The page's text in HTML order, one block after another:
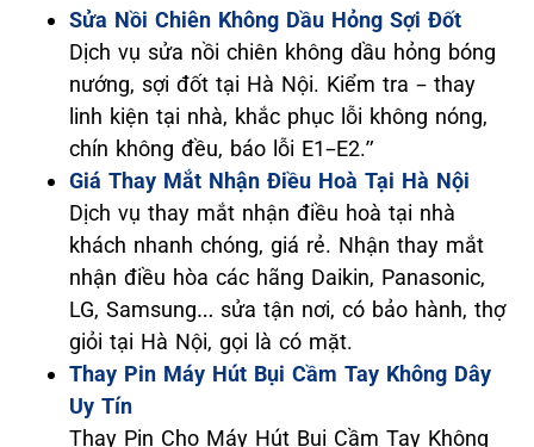
Sửa Nồi Chiên Không Dầu Hỏng Sợi Đốt
Dịch vụ sửa nồi chiên không dầu hỏng bóng
nướng, sợi đốt tại Hà Nội. Kiểm tra – thay
linh kiện tại nhà, khắc phục lỗi không nóng,
chín không đều, báo lỗi E1–E2.”
Giá Thay Mắt Nhận Điều Hoà Tại Hà Nội
Dịch vụ thay mắt nhận điều hoà tại nhà
khách nhanh chóng, giá rẻ. Nhận thay mắt
nhận điều hòa các hãng Daikin, Panasonic,
LG, Samsung… sửa tận nơi, có bảo hành, thợ
giỏi tại Hà Nội, gọi là có mặt.
Thay Pin Máy Hút Bụi Cầm Tay Không Dây
Uy Tín
Thay Pin Cho Máy Hút Bụi Cầm Tay Không